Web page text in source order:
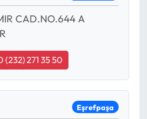
CAD.NO.644 A
(232) 271 35 50
Eşrefpaşa